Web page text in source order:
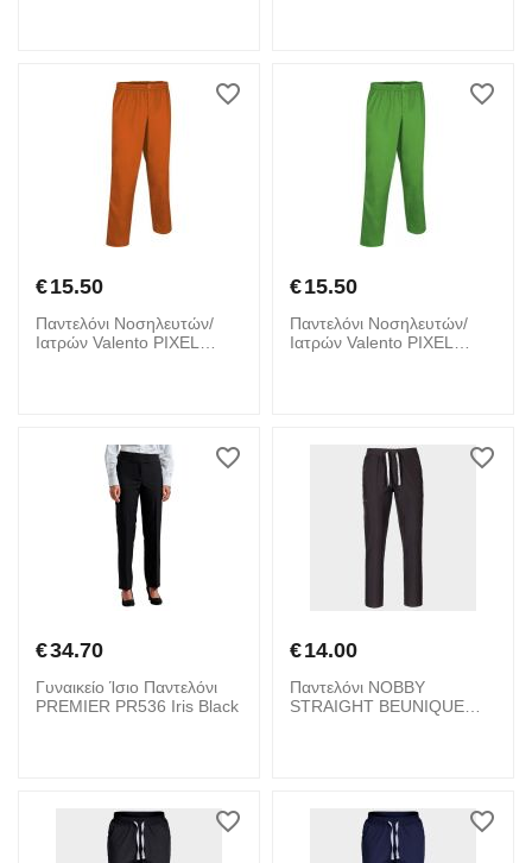
€15.50
Παντελόνι Νοσηλευτών/
Ιατρών Valento PIXEL
€15.50
Παντελόνι Νοσηλευτών/
Ιατρών Valento PIXEL
€34.70
Γυναικείο Ίσιο Παντελόνι
PREMIER PR536 Iris Black
€14.00
Παντελόνι NOBBY
STRAIGHT BEUNIQUE